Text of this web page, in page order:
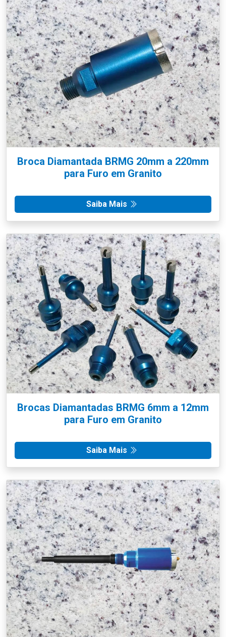
Broca Diamantada BRMG 20mm a 220mm
para Furo em Granito
Saiba Mais
Brocas Diamantadas BRMG 6mm a 12mm
para Furo em Granito
Saiba Mais